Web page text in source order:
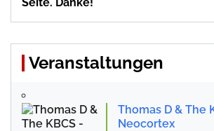
Veranstaltungen
Thomas D & The
Neocortex